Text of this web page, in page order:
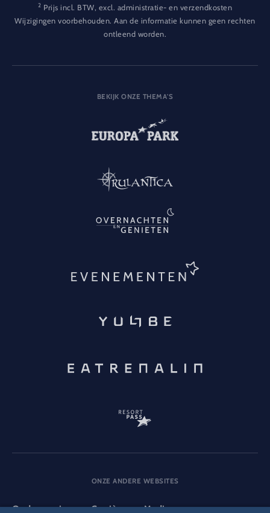
2 Prijs incl. BTW, excl. administratie- en verzendkosten
Wijzigingen voorbehouden. Aan de informatie kunnen geen rechten
ontleend worden.
BEKIJK ONZE THEMA'S
ONZE ANDERE WEBSITES
Onderneming Carrière Media